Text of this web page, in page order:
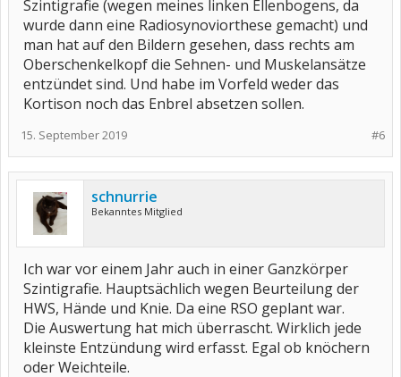
Szintigrafie (wegen meines linken Ellenbogens, da
wurde dann eine Radiosynoviorthese gemacht) und
man hat auf den Bildern gesehen, dass rechts am
Oberschenkelkopf die Sehnen- und Muskelansätze
entzündet sind. Und habe im Vorfeld weder das
Kortison noch das Enbrel absetzen sollen.
#6
15. September 2019
schnurrie
Bekanntes Mitglied
Ich war vor einem Jahr auch in einer Ganzkörper
Szintigrafie. Hauptsächlich wegen Beurteilung der
HWS, Hände und Knie. Da eine RSO geplant war.
Die Auswertung hat mich überrascht. Wirklich jede
kleinste Entzündung wird erfasst. Egal ob knöchern
oder Weichteile.